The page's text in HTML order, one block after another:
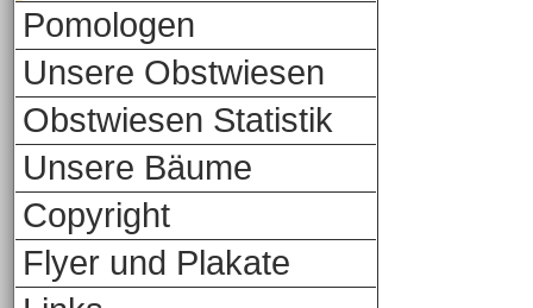
Pomologen
Unsere Obstwiesen
Obstwiesen Statistik
Unsere Bäume
Copyright
Flyer und Plakate